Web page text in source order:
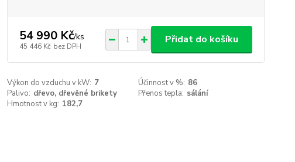
54 990 Kč/ks
45 446 Kč bez DPH
Přidat do košíku
Výkon do vzduchu v kW: 7 Účinnost v %: 86
Palivo: dřevo, dřevěné brikety Přenos tepla: sálání
Hmotnost v kg: 182,7